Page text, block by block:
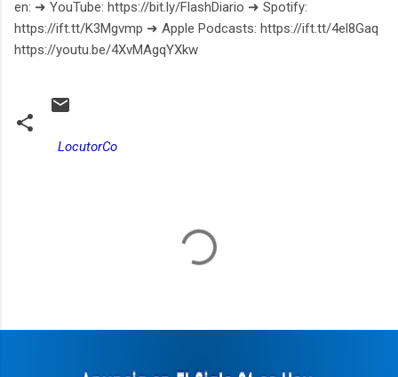
en: ➜ YouTube: https://bit.ly/FlashDiario ➜ Spotify:
https://ift.tt/K3Mgvmp ➜ Apple Podcasts: https://ift.tt/4el8Gaq
https://youtu.be/4XvMAgqYXkw
LocutorCo